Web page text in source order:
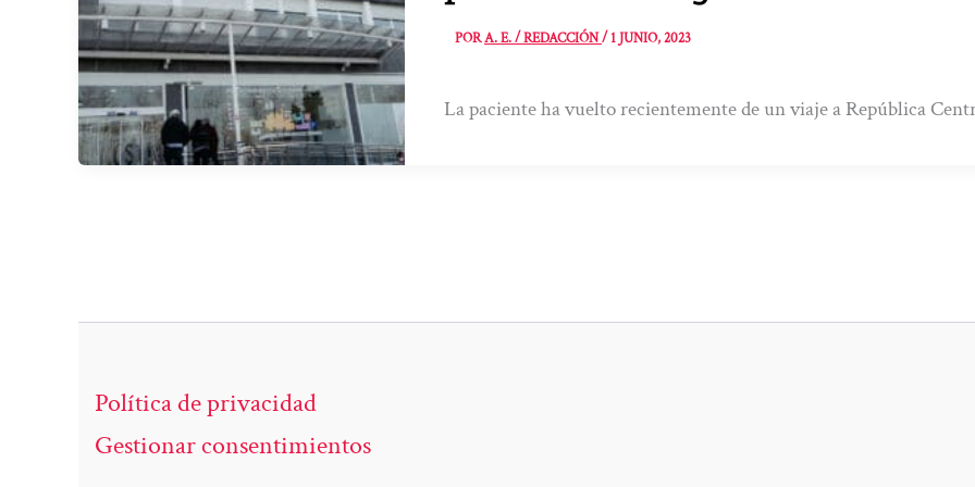
PORA. E. / REDACCIÓN/1 JUNIO, 2023
La paciente ha vuelto recientemente de un viaje a República
Política de privacidad
Gestionar consentimientos